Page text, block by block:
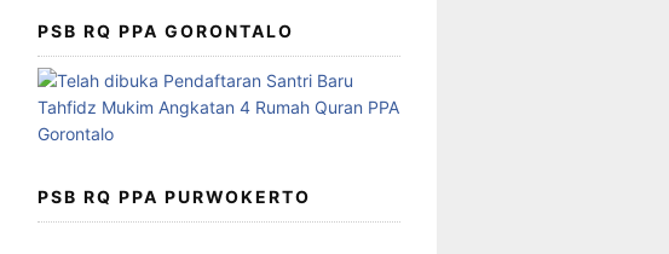
PSB RQ PPA GORONTALO
PSB RQ PPA PURWOKERTO